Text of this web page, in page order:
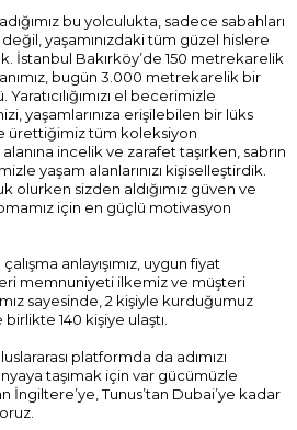
bu yolculukta, sadece sabahları
değil, yaşamınızdaki tüm güzel hislere
İstanbul Bakırköy’de 150 metrekarelik
bugün 3.000 metrekarelik bir
el becerimizle
yaşamlarınıza erişilebilen bir lüks
ürettiğimiz tüm koleksiyon
incelik ve zarafet taşırken, sabrın
yaşam alanlarınızı kişiselleştirdik.
olurken sizden aldığımız güven ve
için en güçlü motivasyon
anlayışımız, uygun fiyat
memnuniyeti ilkemiz ve müşteri
sayesinde, 2 kişiyle kurduğumuz
140 kişiye ulaştı.
platformda da adımızı
taşımak için var gücümüzle
İngiltere’ye, Tunus’tan Dubai’ye kadar